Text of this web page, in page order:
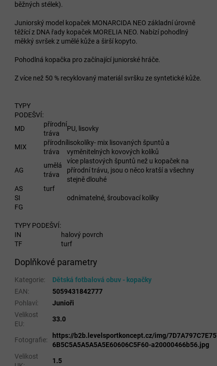
běžných stélek).
Juniorský model kopaček MONARCIDA NEO základní úrovně
těžící z DNA řady kopaček MORELIA NEO. Nabízí pohodlný
měkký svršek z umělé kůže a širší kopyto.
Pohodlná kopačka pro začínající juniorské hráče.
Z více než 50 % recyklovaný materiál svršku ze syntetické kůže.
TYPY
PODEŠVÍ:
MD
přírodní
tráva
PU, lisovky
MIX
přírodní
tráva
lisokolíky- mix lisovaných špuntů a
vyměnitelných kovových kolíků
AG
umělá
tráva
více plastových špuntů než u kopaček na
přírodní trávu, jsou o něco kratší a všechny
stejně dlouhé
AS
turf
SI
odnímatelné, šroubovací kolíky
FG
TYPY PODEŠVÍ:
IN
halový povrch
TF
turf
Doplňkové parametry
Kategorie:
Dětská fotbalová obuv - kopačky
EAN:
5059431842777
Pohlaví:
Junioři
Velikost
EU:
33.0
Fotografie:
https://b2b.levelsportkoncept.cz/img/
6B5C5A5A5A5A5E60606C5F60-a20000466b56.jpg
Velikost
1.5